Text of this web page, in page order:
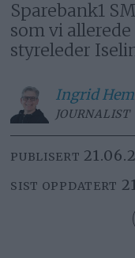
Sparebank1
som vi
styreleder
Ingrid
JOURNALIST
PUBLISERT
SIST OPPDATERT